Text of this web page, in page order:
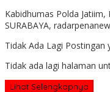
Kabidhumas Polda
SURABAYA,
Tidak Ada Lagi Postingan
Tidak ada lagi halaman
Lihat Selengkapnya